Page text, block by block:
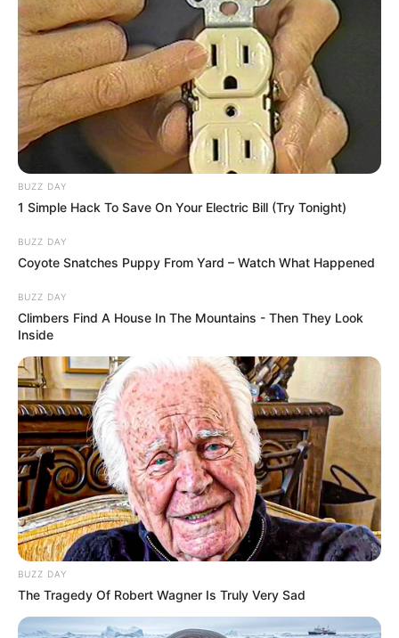
BUZZ DAY
1 Simple Hack To Save On Your Electric Bill (Try Tonight)
BUZZ DAY
Coyote Snatches Puppy From Yard – Watch What Happened
BUZZ DAY
Climbers Find A House In The Mountains - Then They Look
Inside
BUZZ DAY
The Tragedy Of Robert Wagner Is Truly Very Sad